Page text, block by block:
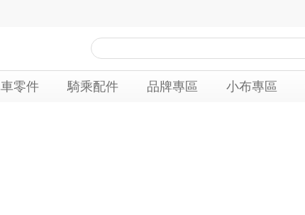
零件 騎乘配件 品牌專區 小布專區